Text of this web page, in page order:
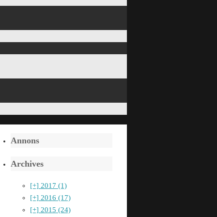
Annons
Archives
[+] 2017 (1)
[+] 2016 (17)
[+] 2015 (24)